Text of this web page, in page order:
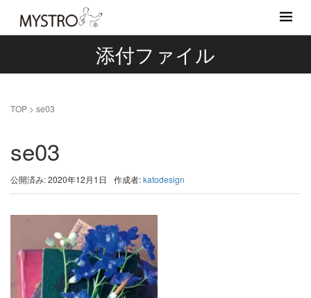
添付ファイル
TOP > se03
se03
公開済み: 2020年12月1日 作成者:katodesign